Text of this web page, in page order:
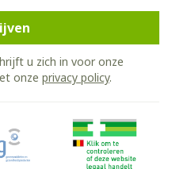
u zich in voor onze
onze privacy policy.